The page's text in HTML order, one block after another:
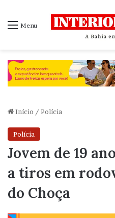
Menu
Início / Polícia
Polícia
Jovem de 19
a tiros em
do Choça